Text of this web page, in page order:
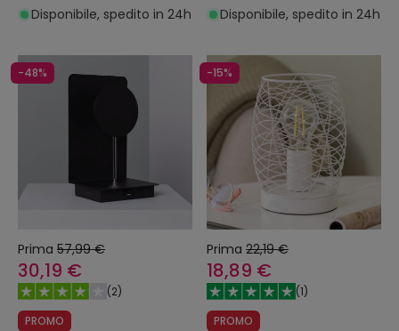
Disponibile, spedito in 24h
Disponibile, spedito in 24h
-48%
Prima 57,99 €
30,19 €
(2)
PROMO
-15%
Prima 22,19 €
18,89 €
(1)
PROMO